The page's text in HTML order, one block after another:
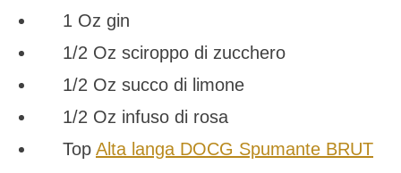
1 Oz gin
1/2 Oz sciroppo di zucchero
1/2 Oz succo di limone
1/2 Oz infuso di rosa
Top Alta langa DOCG Spumante BRUT